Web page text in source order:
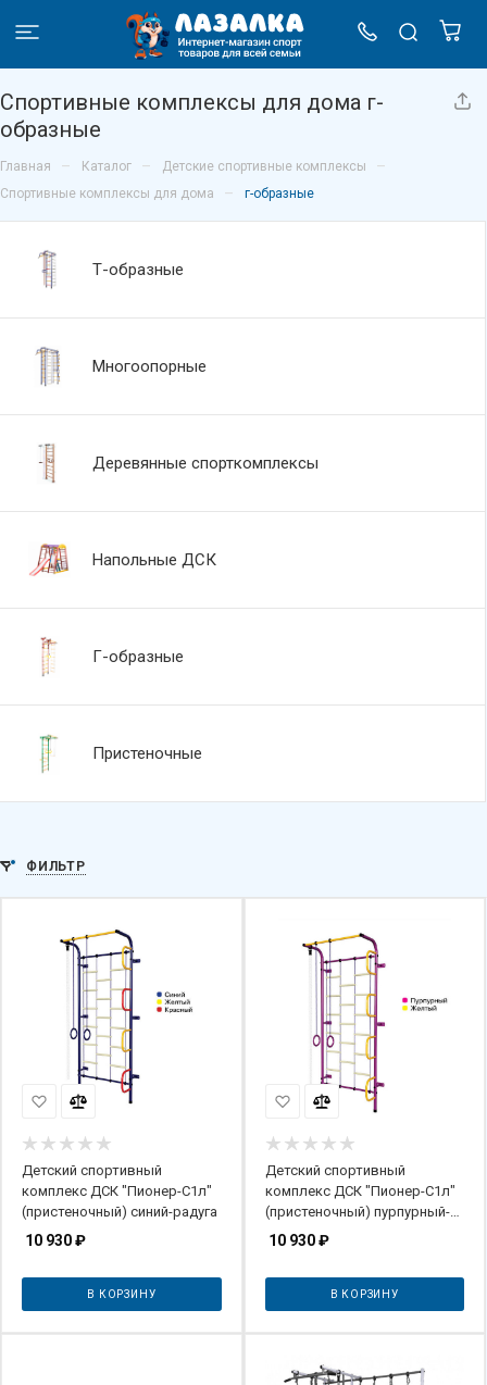
Спортивные комплексы для дома г-
образные
Главная – Каталог – Детские спортивные комплексы –
Спортивные комплексы для дома – г-образные
Т-образные
Многоопорные
Деревянные спорткомплексы
Напольные ДСК
Г-образные
Пристеночные
ФИЛЬТР
Детский спортивный
комплекс ДСК "Пионер-С1л"
(пристеночный) синий-радуга
10 930₽
В КОРЗИНУ
Детский спортивный
комплекс ДСК "Пионер-С1л"
(пристеночный) пурпурный-
желтый
10 930₽
В КОРЗИНУ